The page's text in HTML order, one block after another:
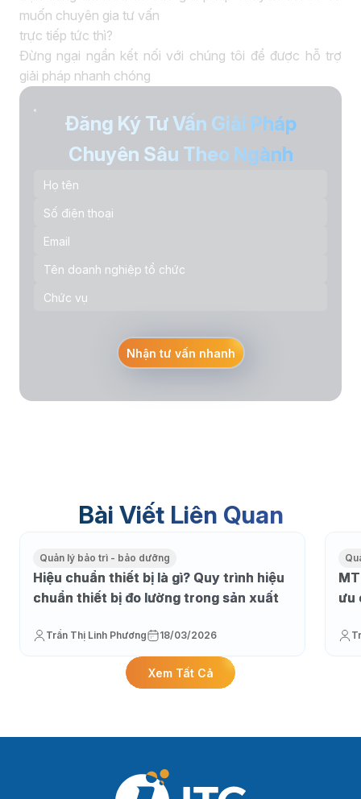
muốn chuyên gia tư vấn
trực tiếp tức thì?
Đừng ngại ngần kết nối với chúng tôi để được hỗ trợ
giải pháp nhanh chóng
Đăng Ký Tư Vấn Giải Pháp
Chuyên Sâu Theo Ngành
Nhận tư vấn nhanh
Bài Viết Liên Quan
Quản lý bảo trì - bảo dưỡng
Hiệu chuẩn thiết bị là gì? Quy trình hiệu
chuẩn thiết bị đo lường trong sản xuất
Trần Thị Linh Phương 18/03/2026
ưu
Xem Tất Cả